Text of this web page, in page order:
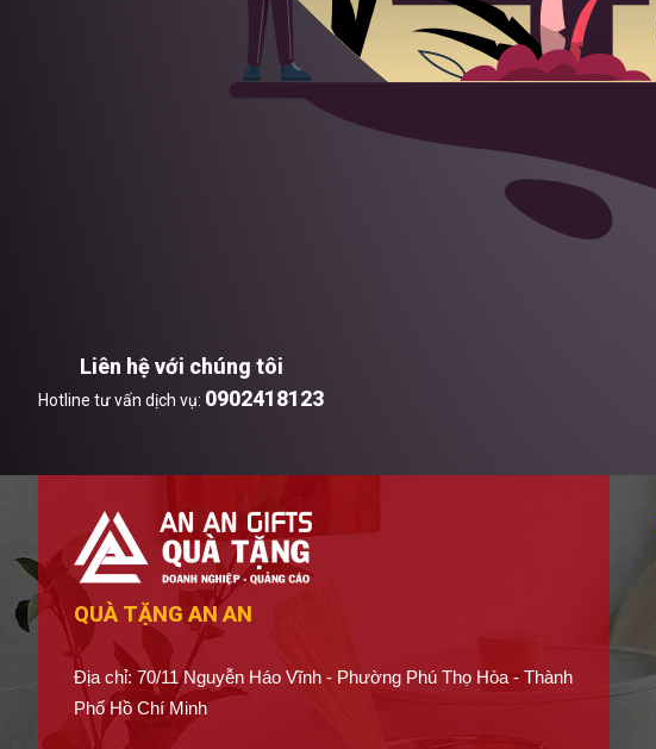
Liên hệ với chúng tôi
Hotline tư vấn dịch vụ: 0902418123
QUÀ TẶNG AN AN
Địa chỉ: 70/11 Nguyễn Háo Vĩnh - Phường Phú Thọ Hòa - Thành
Phố Hồ Chí Minh